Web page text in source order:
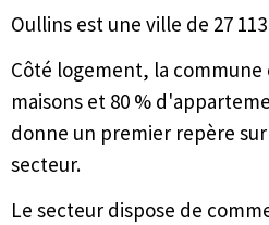
Oullins est une ville de 27
Côté logement, la commune
maisons et 80 %
donne un premier repère
secteur.
Le secteur dispose de